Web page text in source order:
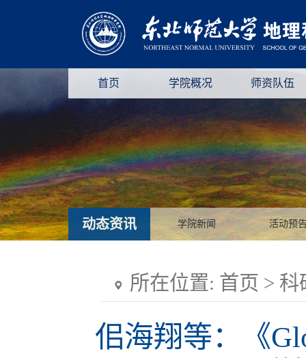
首页 学院概况 师资队伍
动态资讯 学院新闻 活动预
所在位置: 首页 > 科
佀海翔等：《